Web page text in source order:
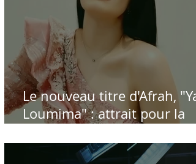
Le nouveau titre d'Afrah, "Ya
Loumima" : attrait pour la
Rabah Driassa